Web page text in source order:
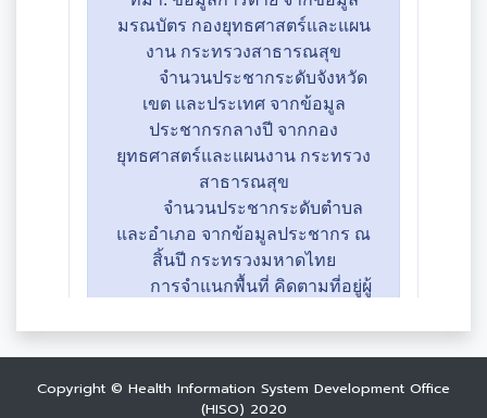
Copyright © Health Information System Development Office
(HISO) 2020